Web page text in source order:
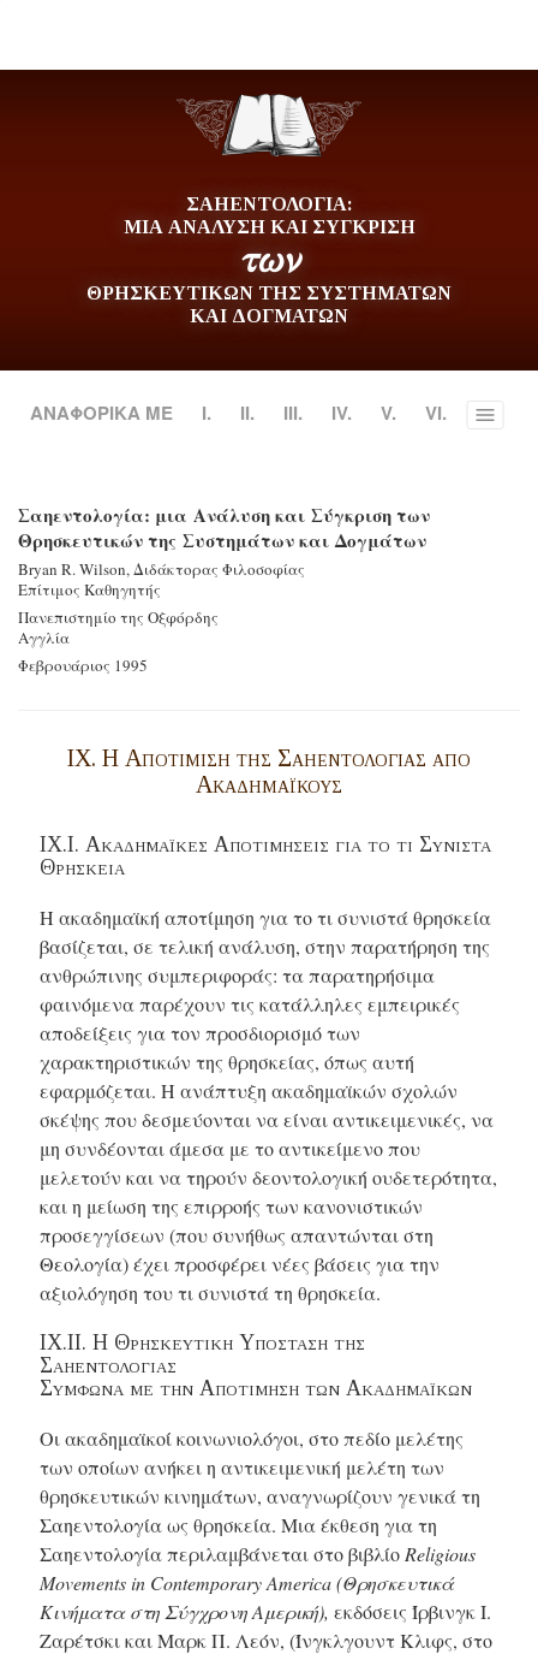
ΣΑΗΕΝΤΟΛΟΓΙΑ:
ΜΙΑ ΑΝΑΛΥΣΗ ΚΑΙ ΣΥΓΚΡΙΣΗ
των
ΘΡΗΣΚΕΥΤΙΚΩΝ ΤΗΣ ΣΥΣΤΗΜΑΤΩΝ
ΚΑΙ ΔΟΓΜΑΤΩΝ
ΑΝΑΦΟΡΙΚΑ ΜΕ Ι. II. III. IV. V. VI. Toggle
Σαηεντολογία: μια Ανάλυση και Σύγκριση των
Θρησκευτικών της Συστημάτων και Δογμάτων
Bryan R. Wilson, Διδάκτορας Φιλοσοφίας
Επίτιμος Καθηγητής
Πανεπιστημίο της Οξφόρδης
Αγγλία
Φεβρουάριος 1995
IX. Η Αποτιμιση της Σαηεντολογίας από
Ακαδημαϊκούς
IX.I. Ακαδημαϊκεσ Αποτιμησεισ για το τι Συνιστα
Θρησκεια
Η ακαδημαϊκή αποτίμηση για το τι συνιστά θρησκεία
βασίζεται, σε τελική ανάλυση, στην παρατήρηση της
ανθρώπινης συμπεριφοράς: τα παρατηρήσιμα
φαινόμενα παρέχουν τις κατάλληλες εμπειρικές
αποδείξεις για τον προσδιορισμό των
χαρακτηριστικών της θρησκείας, όπως αυτή
εφαρμόζεται. Η ανάπτυξη ακαδημαϊκών σχολών
σκέψης που δεσμεύονται να είναι αντικειμενικές, να
μη συνδέονται άμεσα με το αντικείμενο που
μελετούν και να τηρούν δεοντολογική ουδετερότητα,
και η μείωση της επιρροής των κανονιστικών
προσεγγίσεων (που συνήθως απαντώνται στη
Θεολογία) έχει προσφέρει νέες βάσεις για την
αξιολόγηση του τι συνιστά τη θρησκεία.
ΙΧ.ΙΙ. Η Θρησκευτικη Υποσταση τησ
Σαηεντολογιασ
Συμφωνα με την Αποτιμηση των Ακαδημαϊκων
Οι ακαδημαϊκοί κοινωνιολόγοι, στο πεδίο μελέτης
των οποίων ανήκει η αντικειμενική μελέτη των
θρησκευτικών κινημάτων, αναγνωρίζουν γενικά τη
Σαηεντολογία ως θρησκεία. Μια έκθεση για τη
Σαηεντολογία περιλαμβάνεται στο βιβλίο Religious
Movements in Contemporary America (Θρησκευτικά
Κινήματα στη Σύγχρονη Αμερική), εκδόσεις Ίρβινγκ Ι.
Ζαρέτσκι και Μαρκ Π. Λεόν, (Ίνγκλγουντ Κλιφς, στο